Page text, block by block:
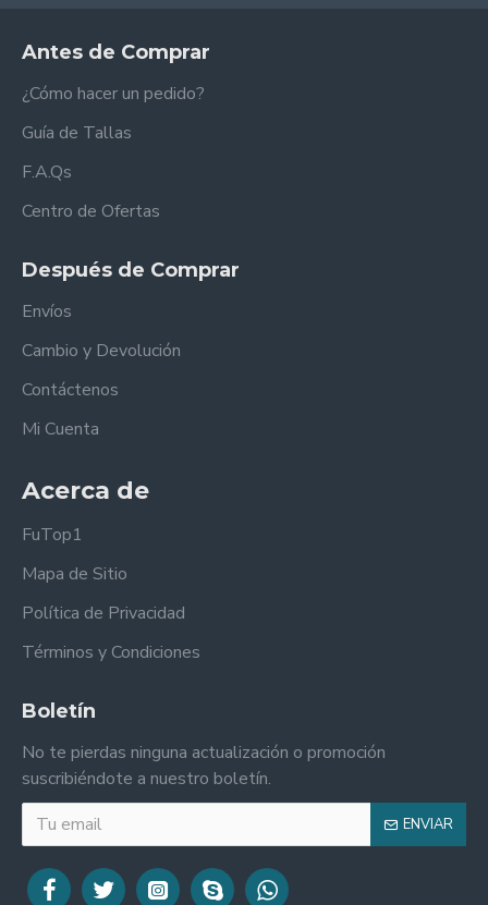
Antes de Comprar
¿Cómo hacer un pedido?
Guía de Tallas
F.A.Qs
Centro de Ofertas
Después de Comprar
Envíos
Cambio y Devolución
Contáctenos
Mi Cuenta
Acerca de
FuTop1
Mapa de Sitio
Política de Privacidad
Términos y Condiciones
Boletín
No te pierdas ninguna actualización o promoción
suscribiéndote a nuestro boletín.
ENVIAR